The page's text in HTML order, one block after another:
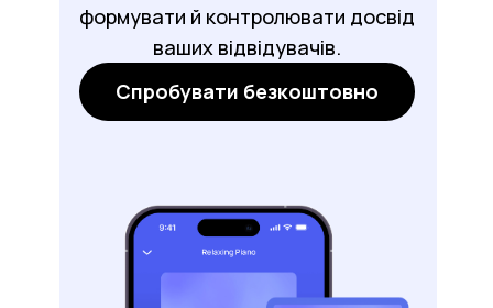
формувати й контролювати досвід
ваших відвідувачів.
Спробувати безкоштовно